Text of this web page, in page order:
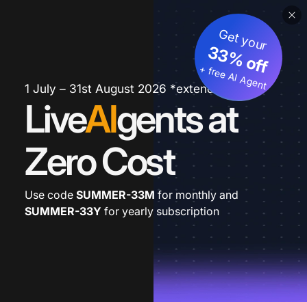
1 July – 31st August 2026 *extended
LiveAIgents at
Zero Cost
Get your
33% off
+ free AI Agent
Use code SUMMER-33M for monthly and
SUMMER-33Y for yearly subscription